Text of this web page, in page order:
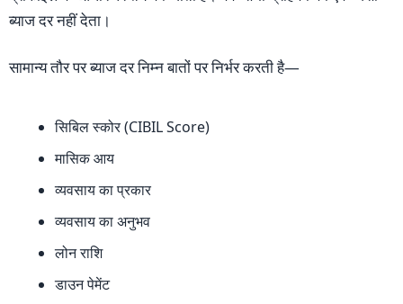
ब्याज दर नहीं देता।
सामान्य तौर पर ब्याज दर निम्न बातों पर निर्भर करती है—
सिबिल स्कोर (CIBIL Score)
मासिक आय
व्यवसाय का प्रकार
व्यवसाय का अनुभव
लोन राशि
डाउन पेमेंट